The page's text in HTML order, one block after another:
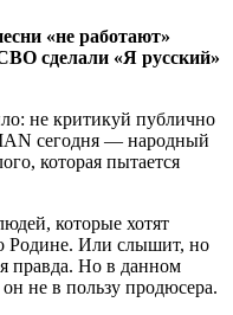
«не работают»
сделали «Я русский»
не критикуй публично
сегодня — народный
которая пытается
которые хотят
Родине. Или слышит, но
правда. Но в данном
не в пользу продюсера.